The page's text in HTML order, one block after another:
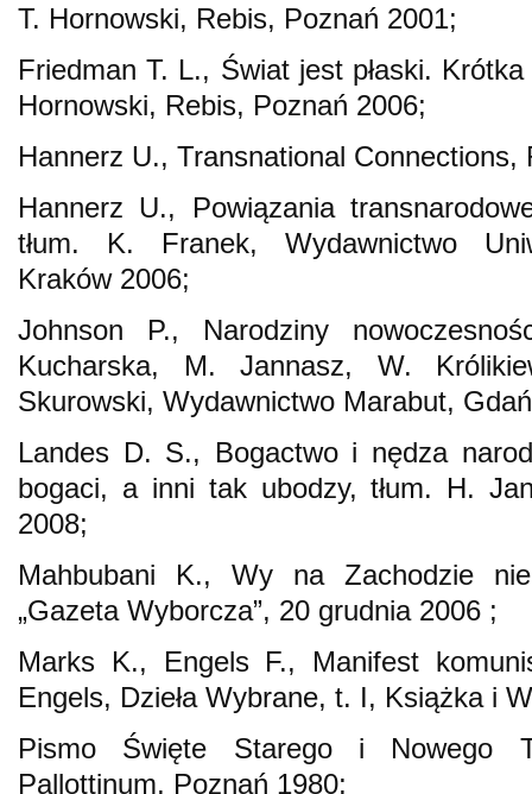
T. Hornowski, Rebis, Poznań 2001;
Friedman T. L., Świat jest płaski.
Hornowski, Rebis, Poznań 2006;
Hannerz U., Transnational Connections,
Hannerz U., Powiązania
tłum. K. Franek, Wydawnictwo
Kraków 2006;
Johnson P., Narodziny
Kucharska, M. Jannasz, W.
Skurowski, Wydawnictwo Marabut,
Landes D. S., Bogactwo i nędza
bogaci, a inni tak ubodzy, tłum. H.
2008;
Mahbubani K., Wy na Zachodzie
„Gazeta Wyborcza”, 20 grudnia 2006 ;
Marks K., Engels F., Manifest
Engels, Dzieła Wybrane, t. I, Książka i
Pismo Święte Starego i Nowego
Pallottinum, Poznań 1980;